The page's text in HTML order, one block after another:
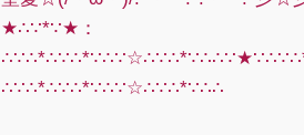
★∴∵*∵★：
∴∵∴*∴∵∴*∵∴∵☆∴∵∴*∵∴∴